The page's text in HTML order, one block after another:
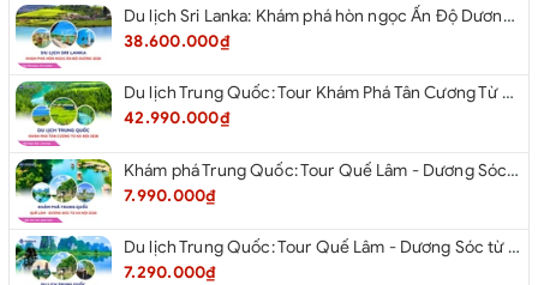
Du lịch Sri Lanka: Khám phá hòn ngọc Ấn Độ Dương 2026
38.600.000₫
Du lịch Trung Quốc: Tour Khám Phá Tân Cương Từ Hà Nội 2026
42.990.000₫
Khám phá Trung Quốc: Tour Quế Lâm - Dương Sóc từ Hà Nội 2026
7.990.000₫
Du lịch Trung Quốc: Tour Quế Lâm - Dương Sóc từ Hà Nội 2026
7.290.000₫